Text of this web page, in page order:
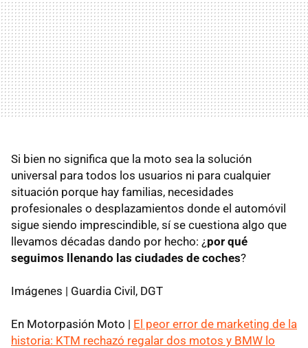
Si bien no significa que la moto sea la solución
universal para todos los usuarios ni para cualquier
situación porque hay familias, necesidades
profesionales o desplazamientos donde el automóvil
sigue siendo imprescindible, sí se cuestiona algo que
llevamos décadas dando por hecho: ¿ por qué
seguimos llenando las ciudades de coches?
Imágenes | Guardia Civil, DGT
En Motorpasión Moto | El peor error de marketing de la
historia: KTM rechazó regalar dos motos y BMW lo